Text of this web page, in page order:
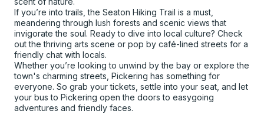
If you’re into trails, the Seaton Hiking Trail is a must,
meandering through lush forests and scenic views that
invigorate the soul. Ready to dive into local culture? Check
out the thriving arts scene or pop by café-lined streets for a
friendly chat with locals.
Whether you’re looking to unwind by the bay or explore the
town's charming streets, Pickering has something for
everyone. So grab your tickets, settle into your seat, and let
your bus to Pickering open the doors to easygoing
adventures and friendly faces.